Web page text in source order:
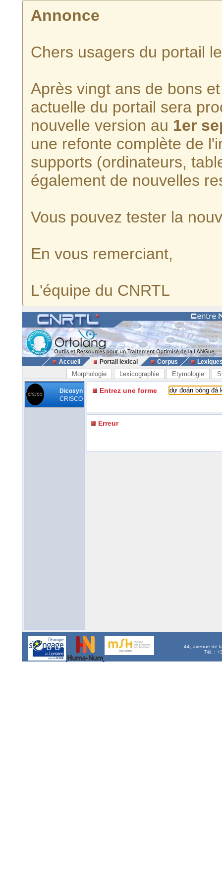
Annonce
Chers usagers du portail
Après vingt ans de bons
actuelle du portail sera
nouvelle version au 1er
une refonte complète de
supports (ordinateurs,
également de nouvelles
Vous pouvez tester la
En vous remerciant,
L'équipe du CNRTL
Accueil Portail lexical Corpus
Morphologie Lexicographie Etymologie
Dicosyn
CRISCO
Entrez une forme
Erreur
44, avenue de
Tél. :